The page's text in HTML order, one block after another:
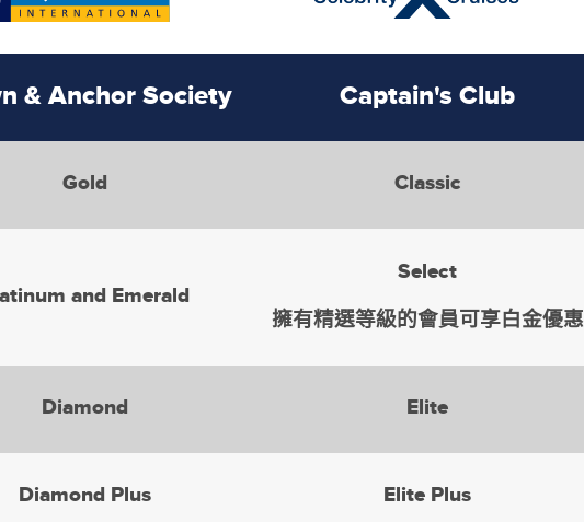
& Anchor Society Captain's Club
Gold Classic
and Emerald
Select
擁有精選等級的會員可享白金優惠
Diamond Elite
Diamond Plus Elite Plus